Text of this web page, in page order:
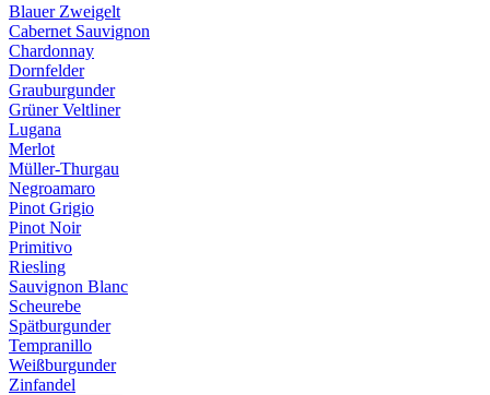
Blauer Zweigelt
Cabernet Sauvignon
Chardonnay
Dornfelder
Grauburgunder
Grüner Veltliner
Lugana
Merlot
Müller-Thurgau
Negroamaro
Pinot Grigio
Pinot Noir
Primitivo
Riesling
Sauvignon Blanc
Scheurebe
Spätburgunder
Tempranillo
Weißburgunder
Zinfandel